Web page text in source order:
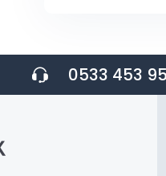
0533 453